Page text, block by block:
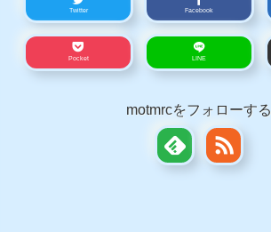
Twitter Facebook
Pocket LINE
motmrcをフォローする